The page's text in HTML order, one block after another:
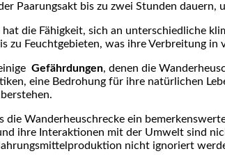
Paarungsakt bis‌ zu zwei Stunden
die Fähigkeit,⁢ sich⁣ an unterschiedliche⁤
zu Feuchtgebieten, was ihre Verbreitung in
Gefährdungen,​ denen die
eine Bedrohung für ihre natürlichen
die‍ Wanderheuschrecke ein⁢
ihre Interaktionen mit der Umwelt sind
nicht ⁣ignoriert